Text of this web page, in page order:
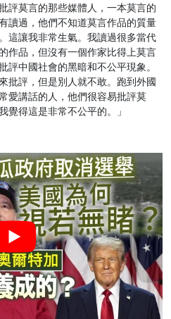
評莫言的那些媒體人，一本莫言的
讀過，他們不知道莫言作品的質量
這讓我非常生氣。我讀過很多當代
作品，但沒有一個作家比得上莫言
評中國社會的黑暗和不公平現象。
批評，但是別人就不敢。跑到外國
愛講話的人，他們很容易批評莫
覺得這是非常不公平的。」